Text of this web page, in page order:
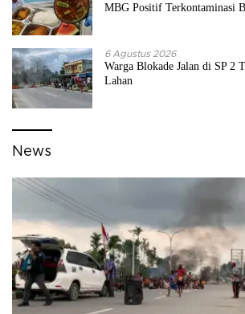
MBG Positif Terkontaminasi
6 Agustus 2026
Warga Blokade Jalan di SP 2
Lahan
News